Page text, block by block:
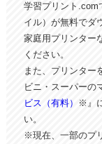
学習プリント.com
イル）が無料でダ
家庭用プリンター
ください。
また、プリンター
ビニ・スーパーの
ビス（有料）
※』
い。
※現在、一部のプ